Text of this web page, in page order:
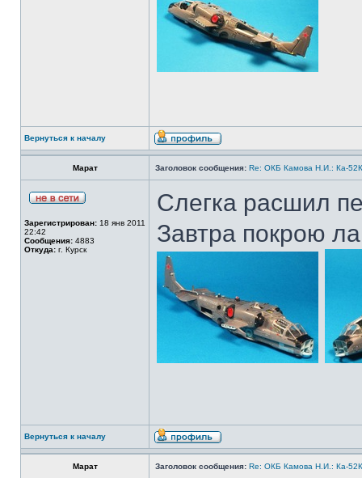
Вернуться к началу
Марат Заголовок сообщения: Re: ОКБ Камова Н.И.: Ка-
Зарегистрирован: 18 янв 2011
22:42
Сообщения: 4883
Откуда: г. Курск
Слегка расшил
Завтра покрою
Вернуться к началу
Марат Заголовок сообщения: Re: ОКБ Камова Н.И.: Ка-